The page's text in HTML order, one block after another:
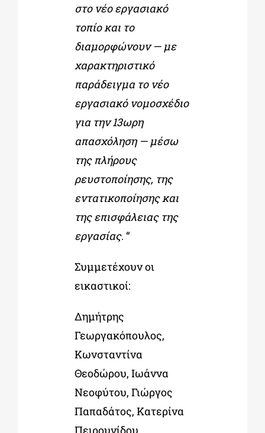
στο νέο εργασιακό
τοπίο και το
διαμορφώνουν — με
χαρακτηριστικό
παράδειγμα το νέο
εργασιακό νομοσχέδιο
για την 13ωρη
απασχόληση — μέσω
της πλήρους
ρευστοποίησης, της
εντατικοποίησης και
της επισφάλειας της
εργασίας. “
Συμμετέχουν οι
εικαστικοί:
Δημήτρης
Γεωργακόπουλος,
Κωνσταντίνα
Θεοδώρου, Ιωάννα
Νεοφύτου, Γιώργος
Παπαδάτος, Κατερίνα
Πειρουνίδου,